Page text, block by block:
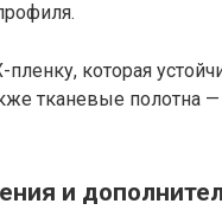
которая
тканевые полотна
и